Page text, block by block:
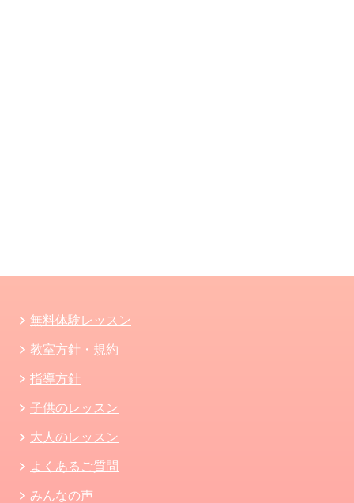
無料体験レッスン
教室方針・規約
指導方針
子供のレッスン
大人のレッスン
よくあるご質問
みんなの声